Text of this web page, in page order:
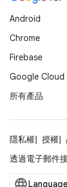
Android
Chrome
Firebase
Google Cloud
所有產品
隱私權 授權
透過電子郵件